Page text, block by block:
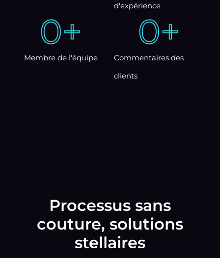
d'expérience
Membre de l'équipe
0+
Commentaires des
clients
0+
Processus sans
couture, solutions
stellaires